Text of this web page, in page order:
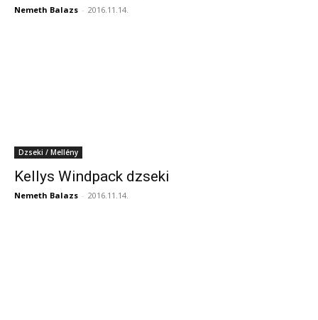
Nemeth Balazs - 2016.11.14.
Dzseki / Mellény
Kellys Windpack dzseki
Nemeth Balazs - 2016.11.14.